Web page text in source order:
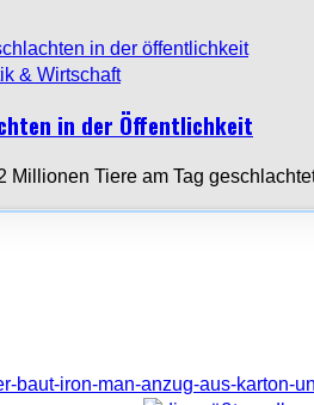
& Wirtschaft
in der Öffentlichkeit
Millionen Tiere am Tag